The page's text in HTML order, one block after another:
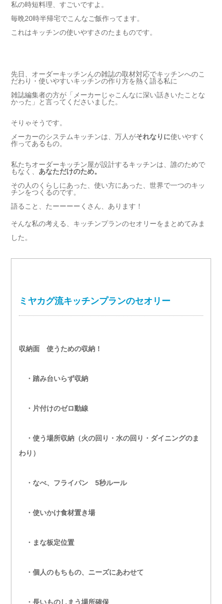
私の時短料理、すごいですよ。
毎晩20時半帰宅でこんなご飯作ってます。
これはキッチンの使いやすさのたまものです。
先日、オーダーキッチンんの雑誌の取材対応でキッチンへのこ
だわり・使いやすいキッチンの作り方を熱く語る私に
雑誌編集者の方が「メーカーじゃこんなに深い話きいたことな
かった」と言ってくださいました。
そりゃそうです。
メーカーのシステムキッチンは、万人がそれなりに使いやすく
作ってあるもの。
私たちオーダーキッチン屋が設計するキッチンは、誰のためで
もなく、 あなただけのため。
その人のくらしにあった、使い方にあった、世界で一つのキッ
チンをつくるのです。
語ること、たーーーーくさん、あります！
そんな私の考える、キッチンプランのセオリーをまとめてみま
した。
ミヤカグ流キッチンプランのセオリー
収納面 使うための収納！
・踏み台いらず収納
・片付けのゼロ動線
・使う場所収納（火の回り・水の回り・ダイニングのま
わり）
・なべ、フライパン 5秒ルール
・使いかけ食材置き場
・まな板定位置
・個人のもちもの、ニーズにあわせて
・長いものしまう場所確保